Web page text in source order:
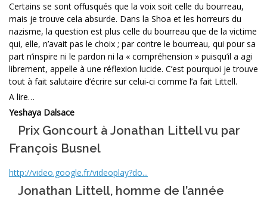
Certains se sont offusqués que la voix soit celle du bourreau,
mais je trouve cela absurde. Dans la Shoa et les horreurs du
nazisme, la question est plus celle du bourreau que de la victime
qui, elle, n’avait pas le choix ; par contre le bourreau, qui pour sa
part n’inspire ni le pardon ni la « compréhension » puisqu’il a agi
librement, appelle à une réflexion lucide. C’est pourquoi je trouve
tout à fait salutaire d’écrire sur celui-ci comme l’a fait Littell.
A lire…
Yeshaya Dalsace
Prix Goncourt à Jonathan Littell vu par
François Busnel
http://video.google.fr/videoplay?do...
Jonathan Littell, homme de l’année